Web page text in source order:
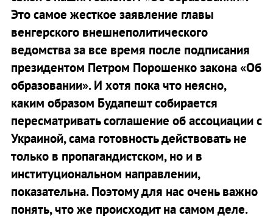
Это самое жесткое заявление главы
венгерского внешнеполитического
ведомства за все время после подписания
президентом Петром Порошенко закона «Об
образовании». И хотя пока что неясно,
каким образом Будапешт собирается
пересматривать соглашение об ассоциации с
Украиной, сама готовность действовать не
только в пропагандистском, но и в
институциональном направлении,
показательна. Поэтому для нас очень важно
понять, что же происходит на самом деле.